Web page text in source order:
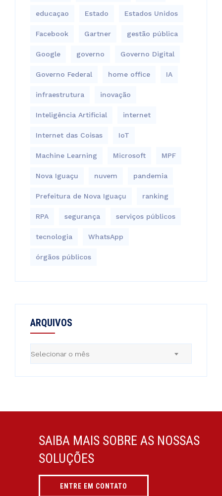
educaçao Estado Estados Unidos
Facebook Gartner gestão pública
Google governo Governo Digital
Governo Federal home office IA
infraestrutura inovação
Inteligência Artificial internet
Internet das Coisas IoT
Machine Learning Microsoft MPF
Nova Iguaçu nuvem pandemia
Prefeitura de Nova Iguaçu ranking
RPA segurança serviços públicos
tecnologia WhatsApp
órgãos públicos
ARQUIVOS
Selecionar o mês
SAIBA MAIS SOBRE AS NOSSAS
SOLUÇÕES
ENTRE EM CONTATO